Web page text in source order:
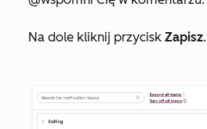
Na dole kliknij przycisk Zapisz.